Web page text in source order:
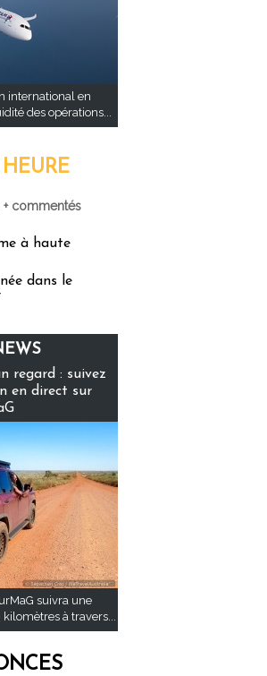
international en
des opérations...
HEURE
+ commentés
à haute
dans le
regard : suivez
en direct sur
suivra une
à travers...